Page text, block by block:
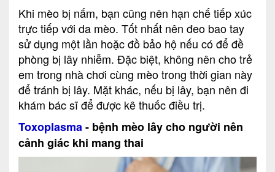
Khi mèo bị nấm, bạn cũng nên hạn chế tiếp xúc
trực tiếp với da mèo. Tốt nhất nên đeo bao tay
sử dụng một lần hoặc đồ bảo hộ nếu có để đề
phòng bị lây nhiễm. Đặc biệt, không nên cho trẻ
em trong nhà chơi cùng mèo trong thời gian này
để tránh bị lây. Mặt khác, nếu bị lây, bạn nên đi
khám bác sĩ để được kê thuốc điều trị.
Toxoplasma- bệnh mèo lây cho người nên
cảnh giác khi mang thai